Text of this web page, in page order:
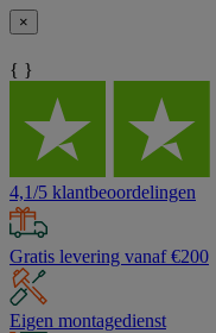
×
{ }
4,1/5 klantbeoordelingen
Gratis levering vanaf €200
Eigen montagedienst